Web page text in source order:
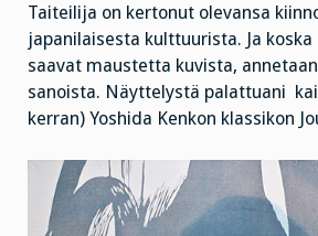
Taiteilija on kertonut olevansa
japanilaisesta kulttuurista. Ja
saavat maustetta kuvista,
sanoista. Näyttelystä palattuani
kerran) Yoshida Kenkon klassikon